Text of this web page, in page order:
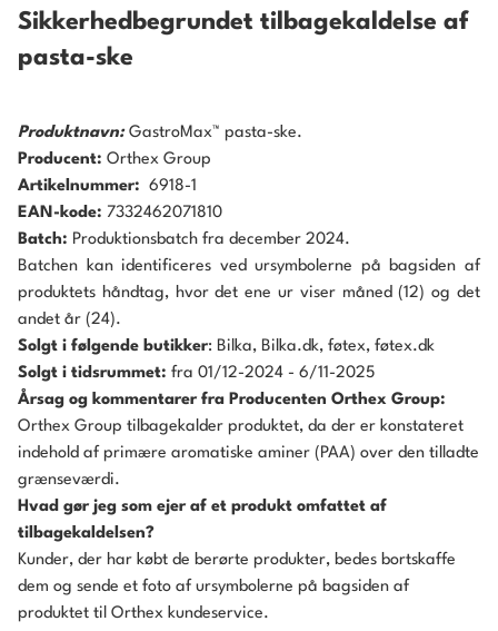
Sikkerhedbegrundet tilbagekaldelse af
pasta-ske
Produktnavn: GastroMax™ pasta-ske.
Producent: Orthex Group
Artikelnummer: 6918-1
EAN-kode: 7332462071810
Batch: Produktionsbatch fra december 2024.
Batchen kan identificeres ved ursymbolerne på bagsiden af
produktets håndtag, hvor det ene ur viser måned (12) og det
andet år (24).
Solgt i følgende butikker: Bilka, Bilka.dk, føtex, føtex.dk
Solgt i tidsrummet: fra 01/12-2024 - 6/11-2025
Årsag og kommentarer fra Producenten Orthex Group:
Orthex Group tilbagekalder produktet, da der er konstateret
indehold af primære aromatiske aminer (PAA) over den tilladte
grænseværdi.
Hvad gør jeg som ejer af et produkt omfattet af
tilbagekaldelsen?
Kunder, der har købt de berørte produkter, bedes bortskaffe
dem og sende et foto af ursymbolerne på bagsiden af
produktet til Orthex kundeservice.